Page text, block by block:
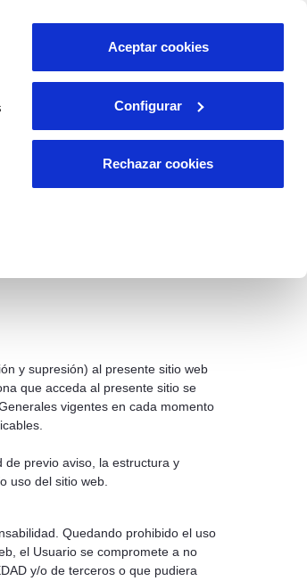
Aceptar cookies
Configurar
Rechazar cookies
RELACIÓN CON LA
particulares que, en su
y supresión) al presente sitio web
que acceda al presente sitio se
vigentes en cada momento
de previo aviso, la estructura y
uso del sitio web.
Quedando prohibido el uso
el Usuario se compromete a no
y/o de terceros o que pudiera